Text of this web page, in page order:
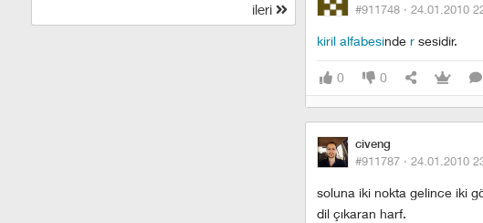
ileri #911748 · 24.01.2010
kiril alfabesinde r sesidir.
0 0
civeng
#911787 · 24.01.2010
soluna iki nokta gelince iki
dil çıkaran harf.